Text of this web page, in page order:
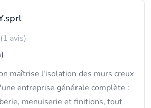
(1 avis)
maîtrise l'isolation des murs creux
entreprise générale complète :
menuiserie et finitions, tout